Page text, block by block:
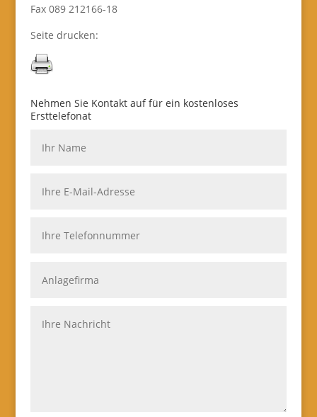
Fax 089 212166-18
Seite drucken:
Nehmen Sie Kontakt auf für ein kostenloses
Ersttelefonat